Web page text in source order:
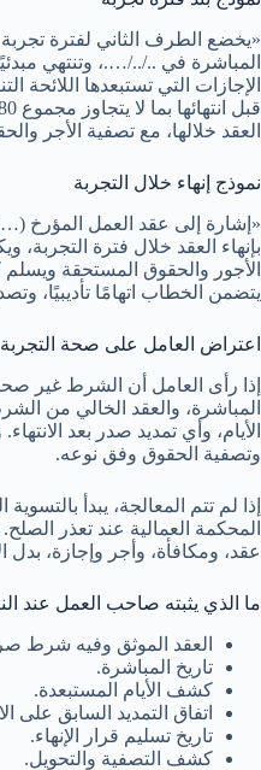
«يخضع الطرف الثاني لفترة تجربة
المباشرة في ../../….، وتنتهي
الإجازات التي تستبعدها اللائحة
العقد خلالها، مع تصفية الأجر
نموذج إنهاء خلال التجربة
«إشارة إلى عقد العمل المؤرخ
بإنهاء العقد خلال فترة
الأجور والحقوق المستحقة
يتضمن الخطاب اتهامًا تأديبيًا،
اعتراض العامل على صحة التجربة
إذا رأى العامل أن الشرط غير
المباشرة، والعقد الخالي من
الأيام، وأي تمديد صدر بعد
وتصفية الحقوق وفق نوعه.
إذا لم تتم المعالجة، يبدأ
المحكمة العمالية عند تعذر
عقد، ومكافأة، وأجر وإجازة، بدل
ما الذي يثبته صاحب العمل عند
العقد الموثق وفيه شرط
تاريخ المباشرة.
كشف الأيام المستبعدة.
اتفاق التمديد السابق على
تاريخ تسليم قرار الإنهاء.
كشف التصفية والتحويل.